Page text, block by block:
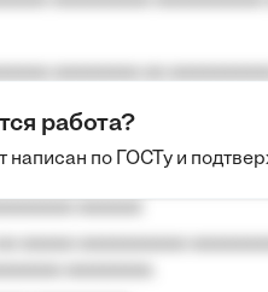
aaa aaaaaaaaa, a aaa
работа?
написан по ГОСТу и